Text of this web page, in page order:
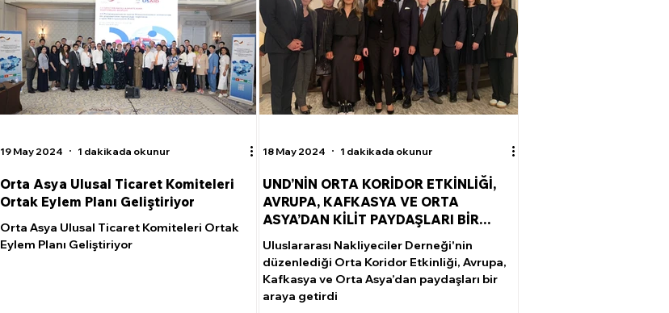
Orta Asya Ulusal Ticaret Komiteleri
Ortak Eylem Planı Geliştiriyor
Orta Asya Ulusal Ticaret Komiteleri Ortak
Eylem Planı Geliştiriyor
19 May 2024 1 dakikada okunur
UND’NİN ORTA KORİDOR ETKİNLİĞİ,
AVRUPA, KAFKASYA VE ORTA
ASYA’DAN KİLİT PAYDAŞLARI BİR
ARAYA GETİRDİ
Uluslararası Nakliyeciler Derneği'nin
düzenlediği Orta Koridor Etkinliği, Avrupa,
Kafkasya ve Orta Asya’dan paydaşları bir
araya getirdi
18 May 2024 1 dakikada okunur